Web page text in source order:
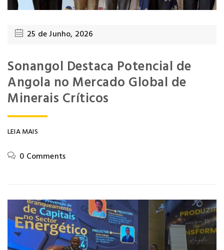
25 de Junho, 2026
Sonangol Destaca Potencial de
Angola no Mercado Global de
Minerais Críticos
LEIA MAIS
0 Comments